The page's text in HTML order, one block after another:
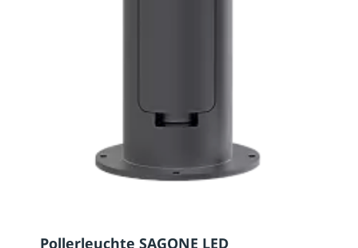
Pollerleuchte SAGONE LED